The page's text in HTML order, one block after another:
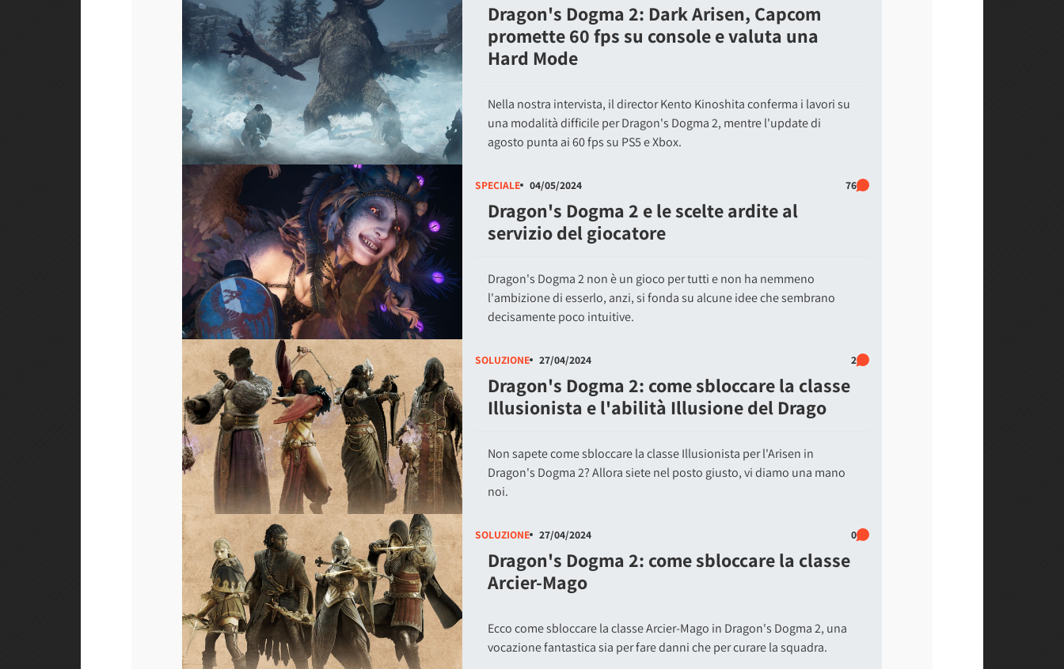
Dragon's Dogma 2: Dark Arisen, Capcom
promette 60 fps su console e valuta una
Hard Mode
Nella nostra intervista, il director Kento Kinoshita conferma i lavori su
una modalità difficile per Dragon's Dogma 2, mentre l'update di
agosto punta ai 60 fps su PS5 e Xbox.
SPECIALE 04/05/2024 76
Dragon's Dogma 2 e le scelte ardite al
servizio del giocatore
Dragon's Dogma 2 non è un gioco per tutti e non ha nemmeno
l'ambizione di esserlo, anzi, si fonda su alcune idee che sembrano
decisamente poco intuitive.
SOLUZIONE 27/04/2024 2
Dragon's Dogma 2: come sbloccare la classe
Illusionista e l'abilità Illusione del Drago
Non sapete come sbloccare la classe Illusionista per l'Arisen in
Dragon's Dogma 2? Allora siete nel posto giusto, vi diamo una mano
noi.
SOLUZIONE 27/04/2024 0
Dragon's Dogma 2: come sbloccare la classe
Arcier-Mago
Ecco come sbloccare la classe Arcier-Mago in Dragon's Dogma 2, una
vocazione fantastica sia per fare danni che per curare la squadra.